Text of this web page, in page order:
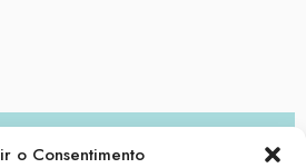
o Consentimento